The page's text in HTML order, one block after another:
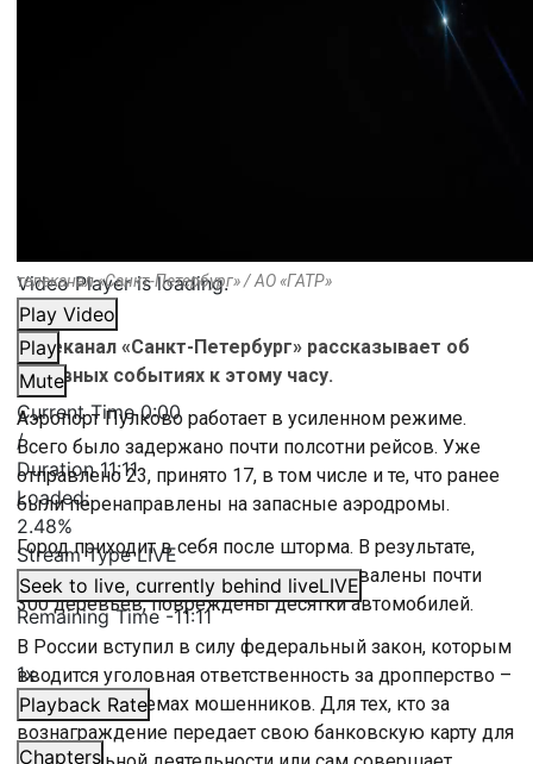
Video Player is loading.
Play Video
Play
Mute
Current Time0:00
/
Duration11:11
Loaded:
2.48%
Stream TypeLIVE
Seek to live, currently behind liveLIVE
Remaining Time-11:11
1x
Playback Rate
Chapters
телеканал «Санкт-Петербург» / АО «ГАТР»
Телеканал «Санкт-Петербург» рассказывает об
основных событиях к этому часу.
Аэропорт Пулково работает в усиленном режиме.
Всего было задержано почти полсотни рейсов. Уже
отправлено 23, принято 17, в том числе и те, что ранее
были перенаправлены на запасные аэродромы.
Город приходит в себя после шторма. В результате,
которого пострадали пять человек, повалены почти
300 деревьев, повреждены десятки автомобилей.
В России вступил в силу федеральный закон, которым
вводится уголовная ответственность за дропперство –
соучастие в схемах мошенников. Для тех, кто за
вознаграждение передает свою банковскую карту для